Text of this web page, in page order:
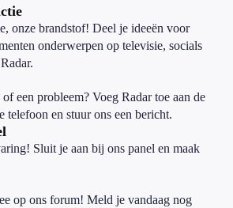
onze brandstof! Deel je ideeën voor
onderwerpen op televisie, socials
een probleem? Voeg Radar toe aan de
telefoon en stuur ons een bericht.
Sluit je aan bij ons panel en maak
op ons forum! Meld je vandaag nog